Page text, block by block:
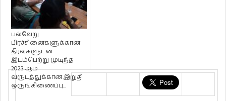
பல்வேறு
பிரச்சினைகளுக்கான
தீர்வுகளுடன்
இடம்பெற்று முடிந்த
2023 ஆம்
வருடத்துக்கான இறுதி
ஒருங்கிணைப்பு...